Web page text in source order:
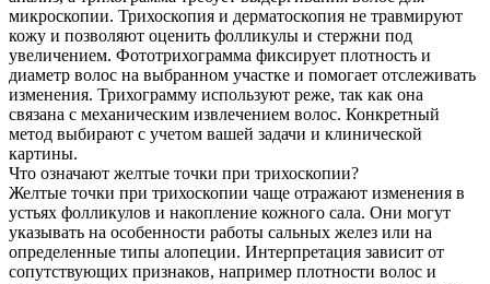
микроскопии. Трихоскопия и дерматоскопия не травмируют
кожу и позволяют оценить фолликулы и стержни под
увеличением. Фототрихограмма фиксирует плотность и
диаметр волос на выбранном участке и помогает отслеживать
изменения. Трихограмму используют реже, так как она
связана с механическим извлечением волос. Конкретный
метод выбирают с учетом вашей задачи и клинической
картины.
Что означают желтые точки при трихоскопии?
Желтые точки при трихоскопии чаще отражают изменения в
устьях фолликулов и накопление кожного сала. Они могут
указывать на особенности работы сальных желез или на
определенные типы алопеции. Интерпретация зависит от
сопутствующих признаков, например плотности волос и